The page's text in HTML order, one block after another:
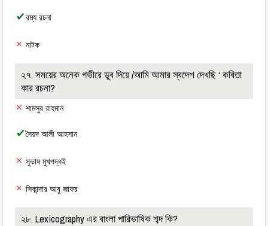
রম্য রচনা
নাটক
২৭. সময়ের অনেক গভীরে ডুব দিয়ে /আমি আমার স্বদেশ দেখছি ‘ কবিতা
কার রচনা?
শামসুর রাহমান
সৈয়দ আলী আহসান
সুভাষ মুখপদ্ধই
সিকান্দার আবু জাফর
২৮. Lexicography এর বাংলা পারিভাষিক শব্দ কি?